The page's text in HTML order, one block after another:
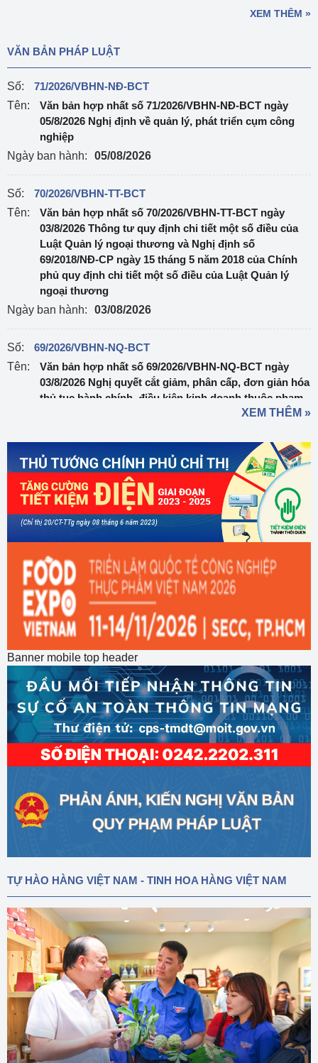
XEM THÊM »
VĂN BẢN PHÁP LUẬT
Số:
71/2026/VBHN-NĐ-BCT
Tên:
Văn bản hợp nhất số 71/2026/VBHN-NĐ-BCT ngày
05/8/2026 Nghị định về quản lý, phát triển cụm công
nghiệp
Ngày ban hành:
05/08/2026
Số:
70/2026/VBHN-TT-BCT
Tên:
Văn bản hợp nhất số 70/2026/VBHN-TT-BCT ngày
03/8/2026 Thông tư quy định chi tiết một số điều của
Luật Quản lý ngoại thương và Nghị định số
69/2018/NĐ-CP ngày 15 tháng 5 năm 2018 của Chính
phủ quy định chi tiết một số điều của Luật Quản lý
ngoại thương
Ngày ban hành:
03/08/2026
Số:
69/2026/VBHN-NQ-BCT
Tên:
Văn bản hợp nhất số 69/2026/VBHN-NQ-BCT ngày
03/8/2026 Nghị quyết cắt giảm, phân cấp, đơn giản hóa
thủ tục hành chính, điều kiện kinh doanh thuộc phạm
Số:
303/2026/NĐ-CP
Tên:
Nghị định sửa đổi, bổ sung một số điều của Nghị định
số 32/2024/NĐ-CP ngày 15/3/2024 của Chính phủ về
quản lý, phát triển cụm công nghiệp
Ngày ban hành: 01/08/2026
XEM THÊM »
Banner mobile top header
TỰ HÀO HÀNG VIỆT NAM - TINH HOA HÀNG VIỆT NAM